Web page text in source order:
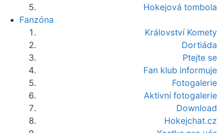
Hokejová tombola
Fanzóna
Království Komety
Dortiáda
Ptejte se
Fan klub informuje
Fotogalerie
Aktivní fotogalerie
Download
Hokejchat.cz